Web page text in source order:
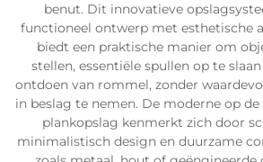
benut. Dit innovatieve
functioneel ontwerp met esthetische
biedt een praktische manier om
stellen, essentiële spullen op te
ontdoen van rommel, zonder
in beslag te nemen. De moderne op
plankopslag kenmerkt zich door
minimalistisch design en duurzame